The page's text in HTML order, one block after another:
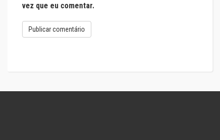
vez que eu comentar.